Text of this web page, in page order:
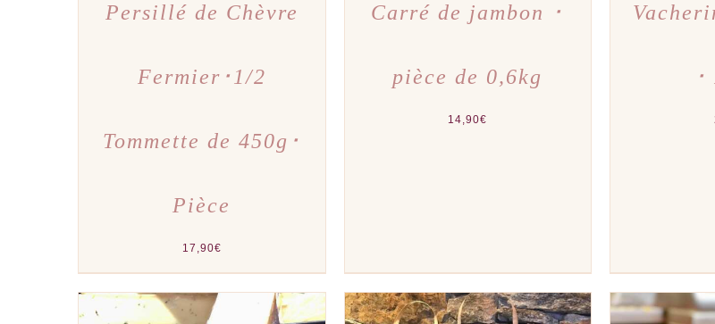
Persillé de Chèvre
Fermier･1/2
Tommette de 450g･
Pièce
17,90€
Carré de jambon ･
pièce de 0,6kg
14,90€